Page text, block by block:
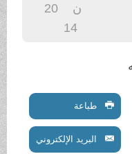
14
طباعة
البريد الإلكتروني